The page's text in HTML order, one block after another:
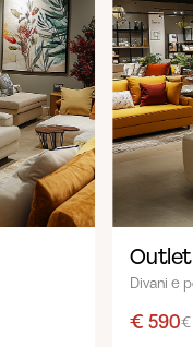
Divani e
€ 590€